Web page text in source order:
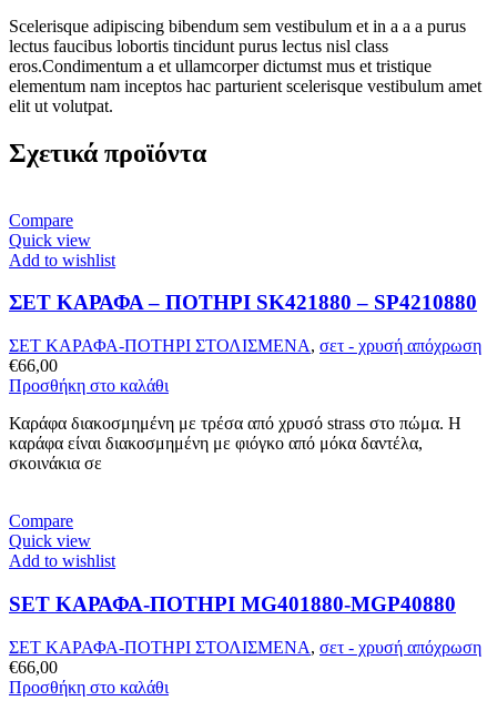
Scelerisque adipiscing bibendum sem vestibulum et in a a a purus
lectus faucibus lobortis tincidunt purus lectus nisl class
eros.Condimentum a et ullamcorper dictumst mus et tristique
elementum nam inceptos hac parturient scelerisque vestibulum amet
elit ut volutpat.
Σχετικά προϊόντα
Compare
Quick view
Add to wishlist
ΣΕΤ ΚΑΡΑΦΑ – ΠΟΤΗΡΙ SK421880 – SP4210880
ΣΕΤ ΚΑΡΑΦΑ-ΠΟΤΗΡΙ ΣΤΟΛΙΣΜΕΝΑ, σετ - χρυσή απόχρωση
€66,00
Προσθήκη στο καλάθι
Καράφα διακοσμημένη με τρέσα από χρυσό strass στο πώμα. Η
καράφα είναι διακοσμημένη με φιόγκο από μόκα δαντέλα,
σκοινάκια σε
Compare
Quick view
Add to wishlist
SET ΚΑΡΑΦΑ-ΠΟΤΗΡΙ MG401880-MGP40880
ΣΕΤ ΚΑΡΑΦΑ-ΠΟΤΗΡΙ ΣΤΟΛΙΣΜΕΝΑ, σετ - χρυσή απόχρωση
€66,00
Προσθήκη στο καλάθι